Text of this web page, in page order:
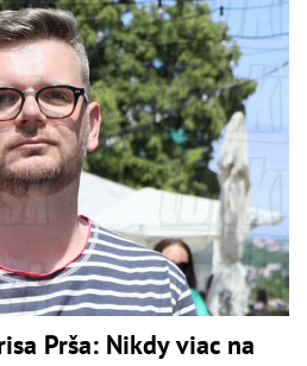
Prša: Nikdy viac na